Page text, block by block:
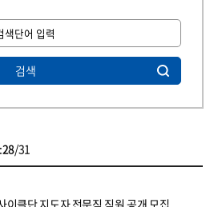
검색
28/31
이클단 지도자 전문직 직원 공개 모집